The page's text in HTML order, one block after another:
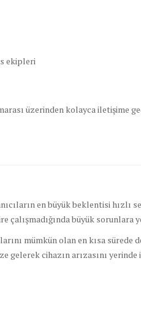
ekipleri
üzerinden kolayca iletişime
en büyük beklentisi
çalışmadığında büyük sorunlara
mümkün olan en kısa sürede
gelerek cihazın arızasını